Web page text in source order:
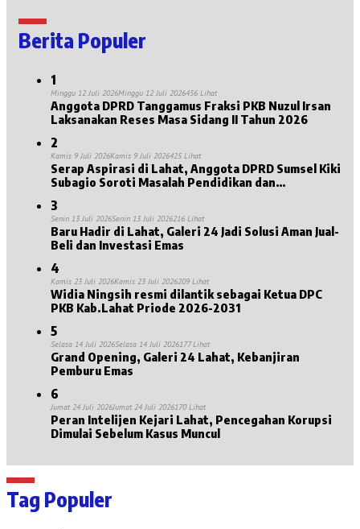
Berita Populer
1
Minggu 12 Juli 2026Minggu 12 Juli 2026456 Lihat
Anggota DPRD Tanggamus Fraksi PKB Nuzul Irsan
Laksanakan Reses Masa Sidang II Tahun 2026
2
Kamis 9 Juli 2026Kamis 9 Juli 2026425 Lihat
Serap Aspirasi di Lahat, Anggota DPRD Sumsel Kiki
Subagio Soroti Masalah Pendidikan dan
3
Senin 13 Juli 2026Senin 13 Juli 2026216 Lihat
Baru Hadir di Lahat, Galeri 24 Jadi Solusi Aman Jual-
Beli dan Investasi Emas
4
Kamis 23 Juli 2026Kamis 23 Juli 2026209 Lihat
Widia Ningsih resmi dilantik sebagai Ketua DPC
PKB Kab.Lahat Priode 2026-2031
5
Selasa 14 Juli 2026Selasa 14 Juli 2026177 Lihat
Grand Opening, Galeri 24 Lahat, Kebanjiran
Pemburu Emas
6
Jumat 24 Juli 2026Jumat 24 Juli 2026170 Lihat
Peran Intelijen Kejari Lahat, Pencegahan Korupsi
Dimulai Sebelum Kasus Muncul
Tag Populer